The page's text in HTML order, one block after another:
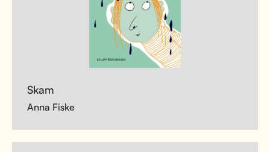
Skam
Anna Fiske